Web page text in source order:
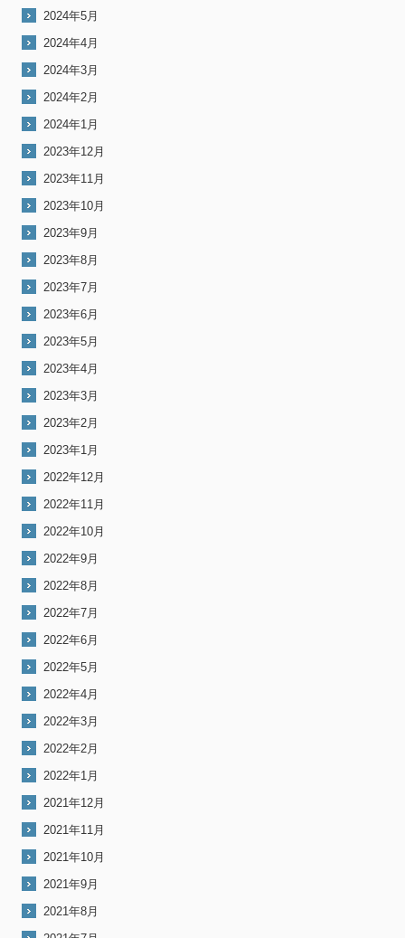
2024年5月
2024年4月
2024年3月
2024年2月
2024年1月
2023年12月
2023年11月
2023年10月
2023年9月
2023年8月
2023年7月
2023年6月
2023年5月
2023年4月
2023年3月
2023年2月
2023年1月
2022年12月
2022年11月
2022年10月
2022年9月
2022年8月
2022年7月
2022年6月
2022年5月
2022年4月
2022年3月
2022年2月
2022年1月
2021年12月
2021年11月
2021年10月
2021年9月
2021年8月